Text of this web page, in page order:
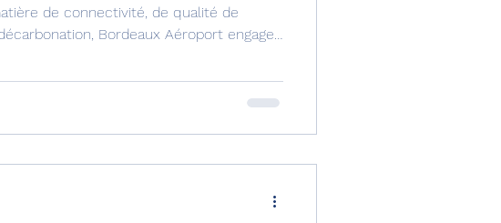
de connectivité, de qualité de
Bordeaux Aéroport engage